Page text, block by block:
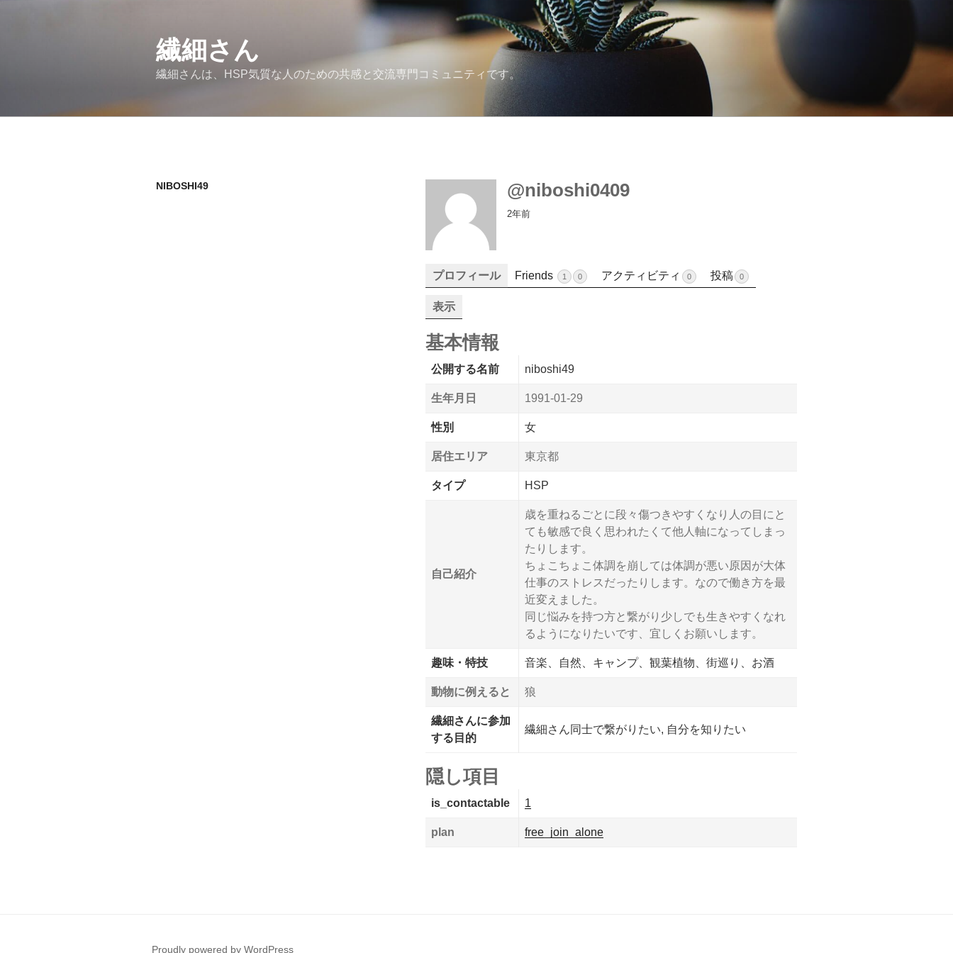
繊細さん
繊細さんは、HSP気質な人のための共感と交流専門コミュニティです。
NIBOSHI49 @niboshi0409
2年前
プロフィール Friends 1 0 アクティビティ 0 投稿 0
表示
基本情報
公開する名前 niboshi49
生年月日 1991-01-29
性別 女
居住エリア 東京都
タイプ HSP
自己紹介
歳を重ねるごとに段々傷つきやすくなり人の目にと
ても敏感で良く思われたくて他人軸になってしまっ
たりします。
ちょこちょこ体調を崩しては体調が悪い原因が大体
仕事のストレスだったりします。なので働き方を最
近変えました。
同じ悩みを持つ方と繋がり少しでも生きやすくなれ
るようになりたいです、宜しくお願いします。
趣味・特技 音楽、自然、キャンプ、観葉植物、街巡り、お酒
動物に例えると 狼
繊細さんに参加
する目的
繊細さん同士で繋がりたい, 自分を知りたい
隠し項目
is_contactable 1
plan free_join_alone
Proudly powered by WordPress